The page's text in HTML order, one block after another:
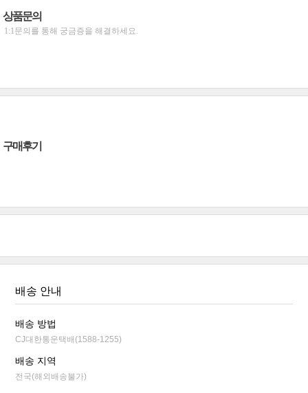
상품문의
1:1문의를 통해 궁금증을 해결하세요.
구매후기
배송 안내
배송 방법
CJ대한통운택배(1588-1255)
배송 지역
전국(해외배송불가)